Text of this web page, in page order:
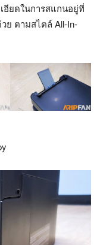
อียดในการสแกนอยู่ที่
ย ตามสไตล์ All-In-